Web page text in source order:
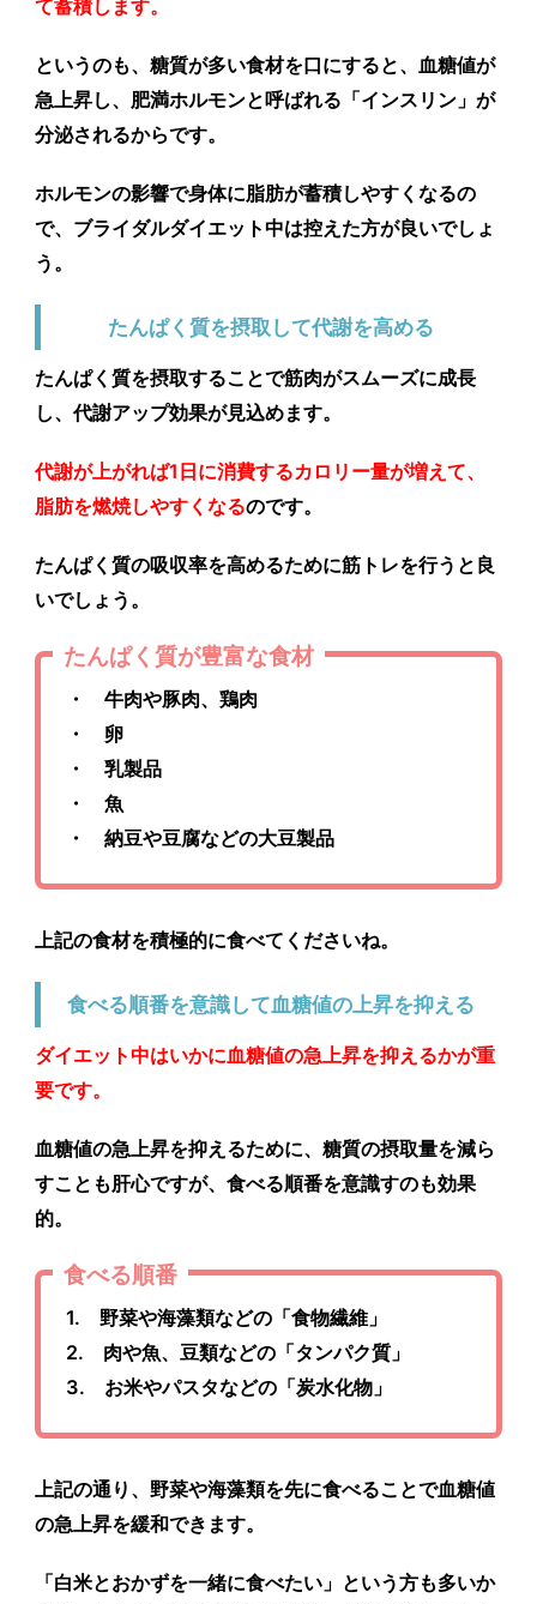
て蓄積します。
というのも、糖質が多い食材を口にすると、血糖値が
急上昇し、肥満ホルモンと呼ばれる「インスリン 」が
分泌されるからです。
ホルモンの影響で身体に脂肪が蓄積しやすくなるの
で、ブライダルダイエット中は控えた方が良いでしょ
う。
たんぱく質を摂取して代謝を高める
たんぱく質を摂取することで筋肉がスムーズに成長
し、代謝アップ効果が見込めます。
代謝が上がれば1日に消費するカロリー量が増えて、
脂肪を燃焼しやすくなるのです。
たんぱく質の吸収率を高めるために筋トレを行うと良
いでしょう。
たんぱく質が豊富な食材
・ 牛肉や豚肉、鶏肉
・ 卵
・ 乳製品
・ 魚
・ 納豆や豆腐などの大豆製品
上記の食材を積極的に食べてくださいね。
食べる順番を意識して血糖値の上昇を抑える
ダイエット中はいかに血糖値の急上昇を抑えるかが重
要です。
血糖値の急上昇を抑えるために、糖質の摂取量を減ら
すことも肝心ですが、食べる順番を意識すのも効果
的。
食べる順番
1. 野菜や海藻類などの「食物繊維」
2. 肉や魚、豆類などの「タンパク質」
3. お米やパスタなどの「炭水化物」
上記の通り、野菜や海藻類を先に食べることで血糖値
の急上昇を緩和できます。
「白米とおかずを一緒に食べたい」という方も多いか